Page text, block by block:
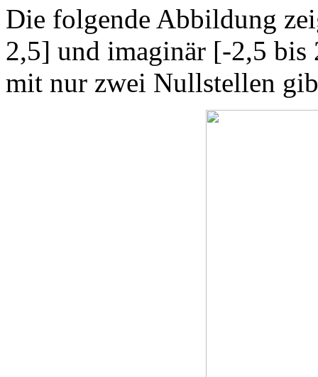
Die folgende Abbildung
2,5] und imaginär [-2,5
mit nur zwei Nullstellen